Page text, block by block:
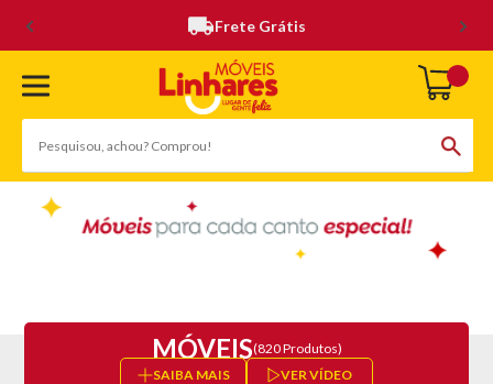
Frete Grátis
MÓVEIS(820 Produtos)
SAIBA MAIS
VER VÍDEO